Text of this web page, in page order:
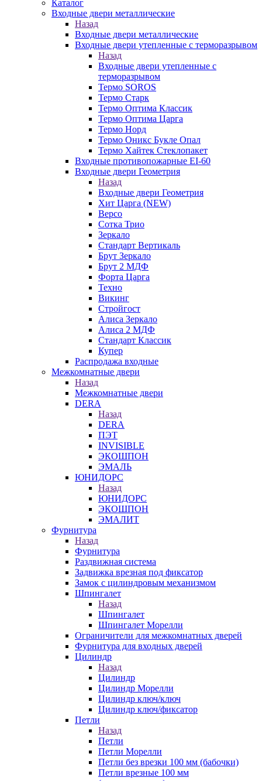
Каталог
Входные двери металлические
Назад
Входные двери металлические
Входные двери утепленные с терморазрывом
Назад
Входные двери утепленные с
терморазрывом
Термо SOROS
Термо Старк
Термо Оптима Классик
Термо Оптима Царга
Термо Норд
Термо Оникс Букле Опал
Термо Хайтек Стеклопакет
Входные противопожарные EI-60
Входные двери Геометрия
Назад
Входные двери Геометрия
Хит Царга (NEW)
Версо
Сотка Трио
Зеркало
Стандарт Вертикаль
Брут Зеркало
Брут 2 МДФ
Форта Царга
Техно
Викинг
Стройгост
Алиса Зеркало
Алиса 2 МДФ
Стандарт Классик
Купер
Распродажа входные
Межкомнатные двери
Назад
Межкомнатные двери
DERA
Назад
DERA
ПЭТ
INVISIBLE
ЭКОШПОН
ЭМАЛЬ
ЮНИДОРС
Назад
ЮНИДОРС
ЭКОШПОН
ЭМАЛИТ
Фурнитура
Назад
Фурнитура
Раздвижная система
Задвижка врезная под фиксатор
Замок с цилиндровым механизмом
Шпингалет
Назад
Шпингалет
Шпингалет Морелли
Ограничители для межкомнатных дверей
Фурнитура для входных дверей
Цилиндр
Назад
Цилиндр
Цилиндр Морелли
Цилиндр ключ/ключ
Цилиндр ключ/фиксатор
Петли
Назад
Петли
Петли Морелли
Петли без врезки 100 мм (бабочки)
Петли врезные 100 мм